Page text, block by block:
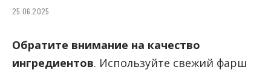
25.06.2025
Обратите внимание на качество
ингредиентов. Используйте свежий фарш